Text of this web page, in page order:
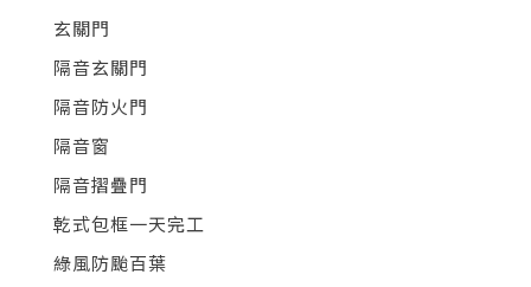
玄關門
隔音玄關門
隔音防火門
隔音窗
隔音摺疊門
乾式包框一天完工
綠風防颱百葉